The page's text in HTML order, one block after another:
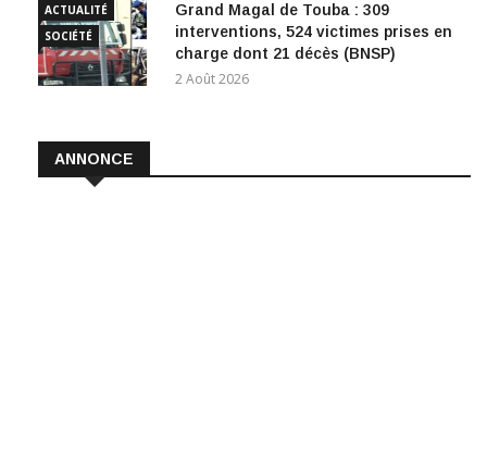
ACTUALITÉ
SOCIÉTÉ
Grand Magal de Touba : 309
interventions, 524 victimes prises en
charge dont 21 décès (BNSP)
2 Août 2026
ANNONCE